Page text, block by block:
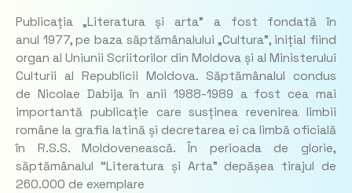
Publicația „Literatura și arta” a fost fondată în
anul 1977, pe baza săptămânalului „Cultura”, inițial fiind
organ al Uniunii Scriitorilor din Moldova și al Ministerului
Culturii al Republicii Moldova. Săptămânalul condus
de Nicolae Dabija în anii 1988-1989 a fost cea mai
importantă publicație care susținea revenirea limbii
române la grafia latină și decretarea ei ca limbă oficială
în R.S.S. Moldovenească. În perioada de glorie,
săptămânalul “Literatura și Arta” depășea tirajul de
260.000 de exemplare